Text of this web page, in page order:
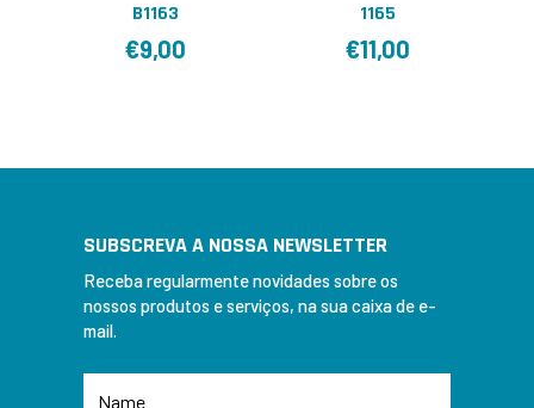
B1163
€9,00
1165
€11,00
SUBSCREVA A NOSSA NEWSLETTER
Receba regularmente novidades sobre os
nossos produtos e serviços, na sua caixa de e-
mail.